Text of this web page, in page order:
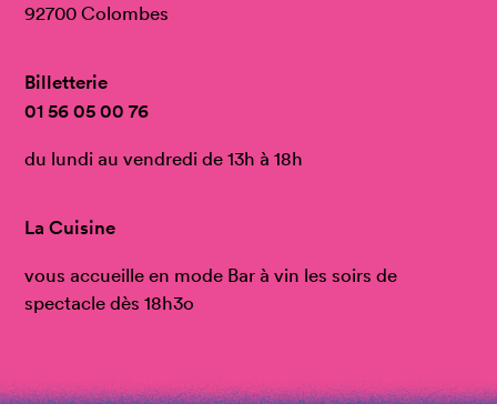
92700 Colombes
Billetterie
01 56 05 00 76
du lundi au vendredi de 13h à 18h
La Cuisine
vous accueille en mode Bar à vin les soirs de
spectacle dès 18h3o